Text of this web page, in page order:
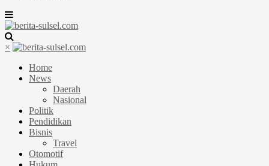
×
Home
News
Daerah
Nasional
Politik
Pendidikan
Bisnis
Travel
Otomotif